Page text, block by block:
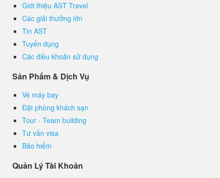
Giới thiệu AST Travel
Các giải thưởng lớn
Tin AST
Tuyển dụng
Các điều khoản sử dụng
Sản Phẩm & Dịch Vụ
Vé máy bay
Đặt phòng khách sạn
Tour - Team building
Tư vấn visa
Bảo hiểm
Quản Lý Tài Khoản